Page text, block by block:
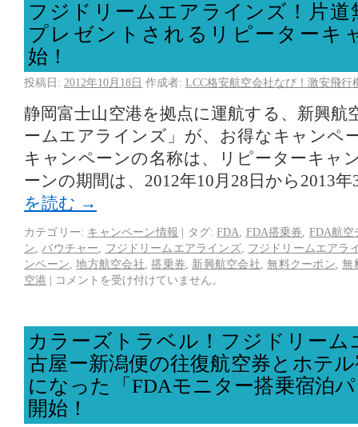
フジドリームエアラインズ！片道
プレゼントされるリピーターキ
始！
投稿日: 2012年10月18日 作成者: LCC格安航空会社なび！激安飛行
静岡富士山空港を拠点に運航する、新興航
ームエアラインズ」が、お得なキャンペ
キャンペーンの名称は、リピーターキャ
ーンの期間は、2012年10月28日から2013
を読む →
カテゴリー: キャンペーン情報 | タグ: FDA FDA搭乗券
FDA航空
ン
バウチャー フジドリームエアラインズ, フジドリームエアラ
ンペーン ,地方航空会社 ,搭乗券 新興航空会社 ,無料クーポン ,無
空港 | コメントを受け付けていません。
カラーズトラベル！フジドリーム
古屋ー新潟便の往復航空券とホテ
になった「FDAモニター搭乗宿泊
開始！